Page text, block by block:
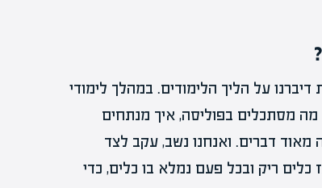
על הליך הלימודים. במהלך לימודי
מסתכלים בפוליסה, איך מנתחים
מאוד דברים. ואנחנו נשב, עקב לצד
ריק ובכל פעם נמלא בו כלים, כדי